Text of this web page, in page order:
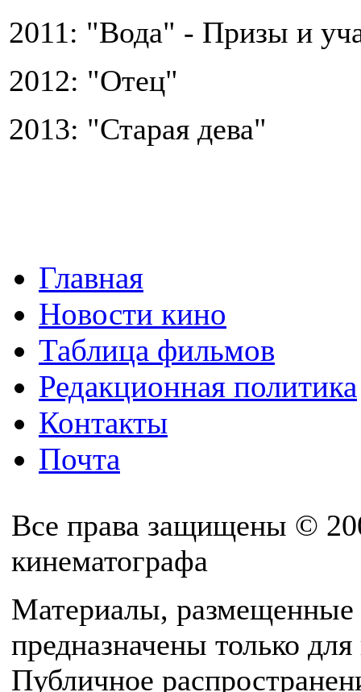
2011: "Вода" - Призы и
2012: "Отец"
2013: "Старая дева"
Главная
Новости кино
Таблица фильмов
Редакционная политика
Контакты
Почта
Все права защищены ©
кинематографа
Материалы, размещенные
предназначены только
Публичное